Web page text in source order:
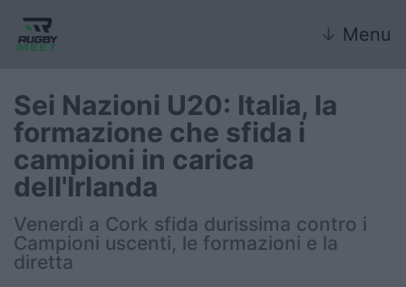
↓ Menu
Nazionale
Nazionali giovanili
Rugby Sevens
FIR
Sei Nazioni U20: Italia, la
formazione che sfida i
campioni in carica
dell'Irlanda
Venerdì a Cork sfida durissima contro i
Campioni uscenti, le formazioni e la
diretta